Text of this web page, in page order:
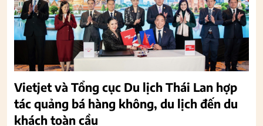
Vietjet và Tổng cục Du lịch Thái Lan hợp
tác quảng bá hàng không, du lịch đến du
khách toàn cầu